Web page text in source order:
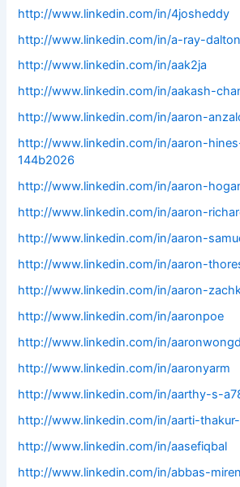
http://www.linkedin.com/in/4josheddy
http://www.linkedin.com/in/a-ray-
http://www.linkedin.com/in/aak2ja
http://www.linkedin.com/in/aakash-
http://www.linkedin.com/in/aaron-
http://www.linkedin.com/in/aaron-
144b2026
http://www.linkedin.com/in/aaron-
http://www.linkedin.com/in/aaron-
http://www.linkedin.com/in/aaron-
http://www.linkedin.com/in/aaron-
http://www.linkedin.com/in/aaron-
http://www.linkedin.com/in/aaronpoe
http://www.linkedin.com/in/
http://www.linkedin.com/in/aaronyarm
http://www.linkedin.com/in/aarthy-s-
http://www.linkedin.com/in/aarti-
http://www.linkedin.com/in/aasefiqbal
http://www.linkedin.com/in/abbas-